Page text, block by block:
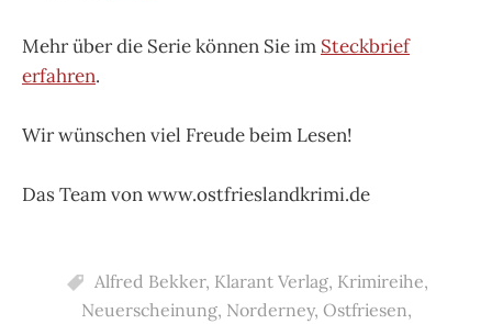
Mehr über die Serie können Sie im Steckbrief
erfahren.
Wir wünschen viel Freude beim Lesen!
Das Team von www.ostfrieslandkrimi.de
Alfred Bekker, Klarant Verlag, Krimireihe,
Neuerscheinung, Norderney, Ostfriesen,